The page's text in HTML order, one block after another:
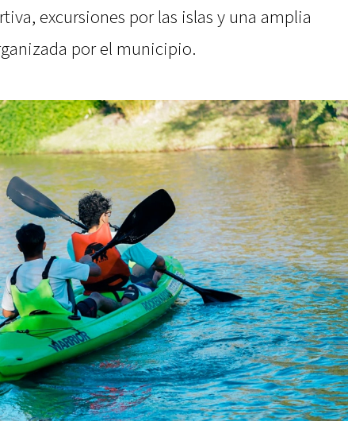
excursiones por las islas y una amplia
por el municipio.